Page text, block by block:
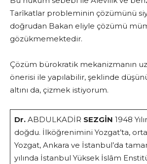
Tarîkatlar probleminin çözümünü
doğrudan Bakan eliyle çözümü
gözükmemektedir.
Çözüm bürokratik mekanizmanın
önerisi ile yapılabilir, şeklinde
altını da, çizmek istiyorum.
Dr. ABDULKADİR SEZGİN 1948
doğdu. İlköğrenimini Yozgat’ta,
Yozgat, Ankara ve İstanbul’da
yılında İstanbul Yüksek İslâm